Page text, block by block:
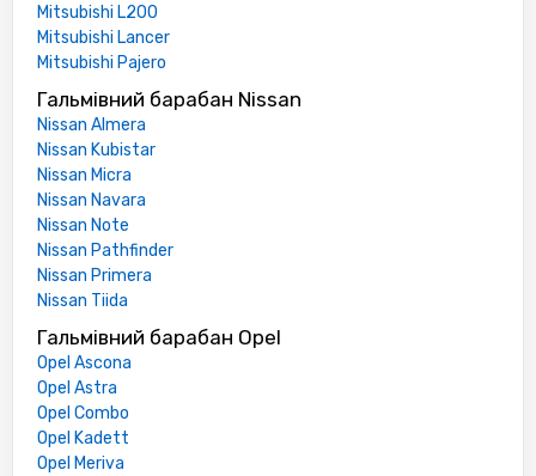
Mitsubishi L200
Mitsubishi Lancer
Mitsubishi Pajero
Гальмівний барабан Nissan
Nissan Almera
Nissan Kubistar
Nissan Micra
Nissan Navara
Nissan Note
Nissan Pathfinder
Nissan Primera
Nissan Tiida
Гальмівний барабан Opel
Opel Ascona
Opel Astra
Opel Combo
Opel Kadett
Opel Meriva